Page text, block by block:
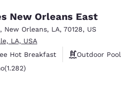
India
English
New Orleans East
, New Orleans, LA, 70128, US
LA, USA
Hot Breakfast
Outdoor Pool
Ottimo. 1282 recensioni
(1.282)